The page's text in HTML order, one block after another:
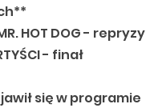
HOT DOG - repryzy
- finał
się w programie